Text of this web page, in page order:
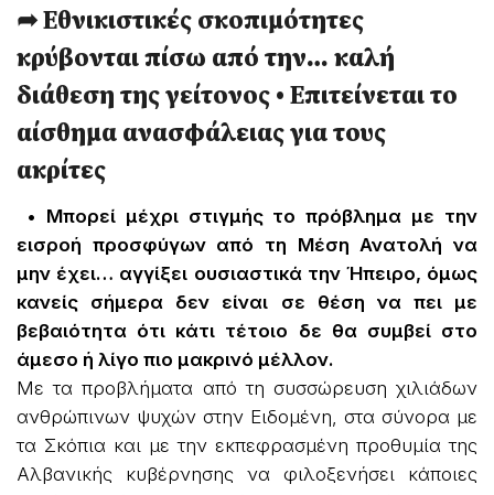
➦ Εθνικιστικές σκοπιμότητες
κρύβονται πίσω από την… καλή
διάθεση της γείτονος • Επιτείνεται το
αίσθημα ανασφάλειας για τους
ακρίτες
• Μπορεί μέχρι στιγμής το πρόβλημα με την
εισροή προσφύγων από τη Μέση Ανατολή να
μην έχει… αγγίξει ουσιαστικά την Ή­πειρο, όμως
κανείς σήμερα δεν είναι σε θέση να πει με
βεβαιότητα ότι κάτι τέτοιο δε θα συμβεί στο
άμεσο ή λίγο πιο μακρινό μέλλον.
Με τα προβλήματα από τη συσσώρευση χιλιάδων
ανθρώπινων ψυχών στην Ειδομένη, στα σύνορα με
τα Σκόπια και με την εκπεφρασμένη προθυμία της
Αλβανικής κυβέρνησης να φιλοξενήσει κάποιες